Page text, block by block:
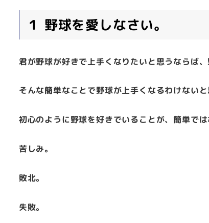
１ 野球を愛しなさい。
君が野球が好きで上手くなりたいと思うならば、
そんな簡単なことで野球が上手くなるわけないと
初心のように野球を好きでいることが、簡単では
苦しみ。
敗北。
失敗。